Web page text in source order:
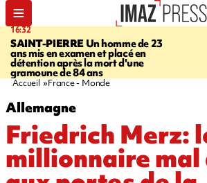
16:32
SAINT-PIERREUn homme de 23
ans mis en examen et placé en
détention après la mort d'une
gramoune de 84 ans
Accueil France - Monde
Allemagne
Friedrich Merz:
millionnaire mal